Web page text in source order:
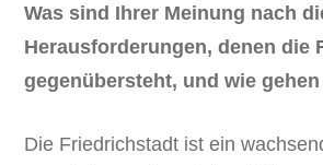
Was sind Ihrer Meinung nach
Herausforderungen, denen die
gegenübersteht, und wie
Die Friedrichstadt ist ein